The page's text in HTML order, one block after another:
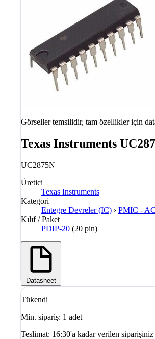
Görseller temsilidir, tam özellikler için
Texas Instruments
UC2875N
Üretici
Texas Instruments
Kategori
Entegre Devreler (IC) › PMIC -
Kılıf / Paket
PDIP-20 (20 pin)
Datasheet
Tükendi
Min. sipariş: 1 adet
Teslimat: 16:30'a kadar verilen siparişiniz